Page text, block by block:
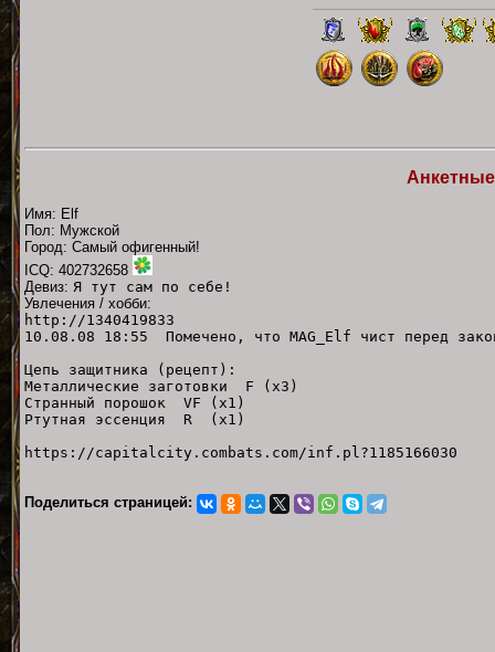
Имя: Elf
Пол: Мужской
Город: Самый офигенный!
ICQ: 402732658
Девиз: Я тут сам по себе!
Увлечения / хобби:
http://1340419833
10.08.08 18:55 Помечено, что MAG_Elf чист перед
Цепь защитника (рецепт):
Металлические заготовки F (х3)
Странный порошок VF (х1)
Ртутная эссенция R (х1)
https://capitalcity.combats.com/inf.pl?1185166030
Поделиться страницей: